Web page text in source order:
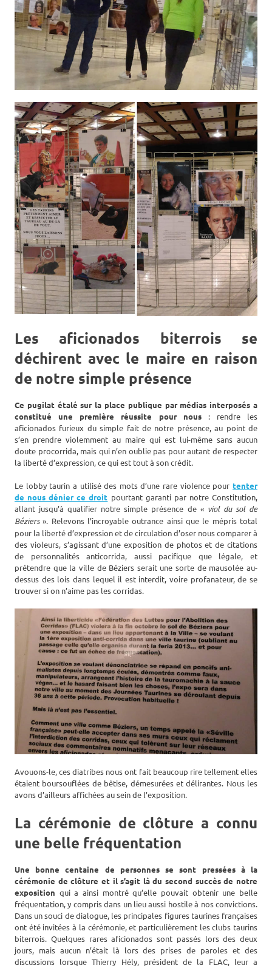
Les aficionados biterrois se
déchirent avec le maire en raison
de notre simple présence
Ce pugilat étalé sur la place publique par médias interposés a
constitué une première réussite pour nous: rendre les
aficionados furieux du simple fait de notre présence, au point de
s’en prendre violemment au maire qui est lui-même sans aucun
doute procorrida, mais qui n’en oublie pas pour autant de respecter
la liberté d’expression, ce qui est tout à son crédit.
Le lobby taurin a utilisé des mots d’une rare violence pour tenter
de nous dénier ce droit pourtant garanti par notre Constitution,
allant jusqu’à qualifier notre simple présence de « viol du sol de
Béziers». Relevons l’incroyable outrance ainsi que le mépris total
pour la liberté d’expression et de circulation d’oser nous comparer à
des violeurs, s’agissant d’une exposition de photos et de citations
de personnalités anticorrida, aussi pacifique que légale, et
prétendre que la ville de Béziers serait une sorte de mausolée au-
dessus des lois dans lequel il est interdit, voire profanateur, de se
trouver si on n’aime pas les corridas.
Avouons-le, ces diatribes nous ont fait beaucoup rire tellement elles
étaient boursouflées de bêtise, démesurées et délirantes. Nous les
avons d’ailleurs affichées au sein de l’exposition.
La cérémonie de clôture a connu
une belle fréquentation
Une bonne centaine de personnes se sont pressées à la
cérémonie de clôture et il s’agit là du second succès de notre
exposition qui a ainsi montré qu’elle pouvait obtenir une belle
fréquentation, y compris dans un lieu aussi hostile à nos convictions.
Dans un souci de dialogue, les principales figures taurines françaises
ont été invitées à la cérémonie, et particulièrement les clubs taurins
biterrois. Quelques rares aficionados sont passés lors des deux
jours, mais aucun n’était là lors des prises de paroles et des
discussions lorsque Thierry Hély, président de la FLAC, leur a